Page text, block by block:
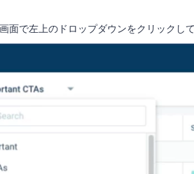
面で左上のドロップダウンをクリックして